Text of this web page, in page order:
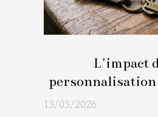
L'impact
clés sur la
13/03/2026